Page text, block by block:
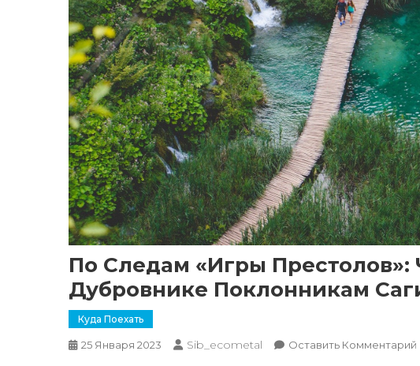
По Следам «Игры Престолов»:
Дубровнике Поклонникам
Куда Поехать
25 Января 2023 Sib_ecometal Оставить Комментарий